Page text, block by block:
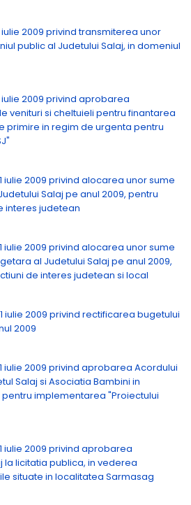
2009 privind transmiterea unor
public al Judetului Salaj, in domeniul
iulie 2009 privind aprobarea
venituri si cheltuieli pentru finantarea
primire in regim de urgenta pentru
iulie 2009 privind alocarea unor sume
Salaj pe anul 2009, pentru
interes judetean
iulie 2009 privind alocarea unor sume
al Judetului Salaj pe anul 2009,
de interes judetean si local
iulie 2009 privind rectificarea bugetului
2009
iulie 2009 privind aprobarea Acordului
Salaj si Asociatia Bambini in
pentru implementarea "Proiectului
iulie 2009 privind aprobarea
la licitatia publica, in vederea
situate in localitatea Sarmasag